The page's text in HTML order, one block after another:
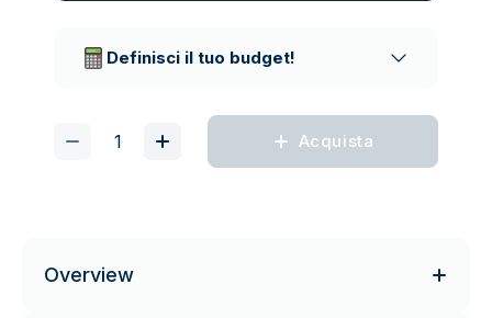
Definisci il tuo budget!
Acquista
Overview